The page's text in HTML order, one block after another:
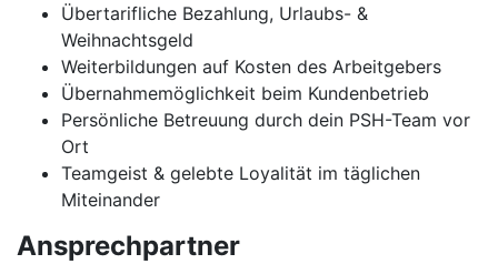
Übertarifliche Bezahlung, Urlaubs- &
Weihnachtsgeld
Weiterbildungen auf Kosten des Arbeitgebers
Übernahmemöglichkeit beim Kundenbetrieb
Persönliche Betreuung durch dein PSH-Team vor
Ort
Teamgeist & gelebte Loyalität im täglichen
Miteinander
Ansprechpartner